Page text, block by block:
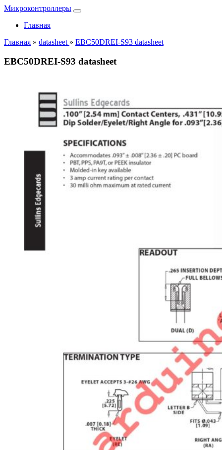
Микроконтроллеры
Главная
Главная » datasheet » EBC50DREI-S93 datasheet
EBC50DREI-S93 datasheet